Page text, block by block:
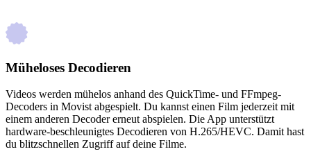
Müheloses Decodieren
Videos werden mühelos anhand des QuickTime- und FFmpeg-
Decoders in Movist abgespielt. Du kannst einen Film jederzeit mit
einem anderen Decoder erneut abspielen. Die App unterstützt
hardware-beschleunigtes Decodieren von H.265/HEVC. Damit hast
du blitzschnellen Zugriff auf deine Filme.